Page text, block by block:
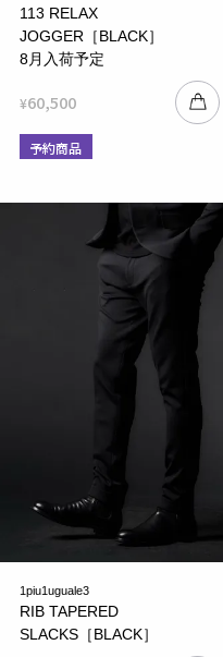
113 RELAX
JOGGER［BLACK］
8月入荷予定
¥60,500
予約商品
1piu1uguale3
RIB TAPERED
SLACKS［BLACK］